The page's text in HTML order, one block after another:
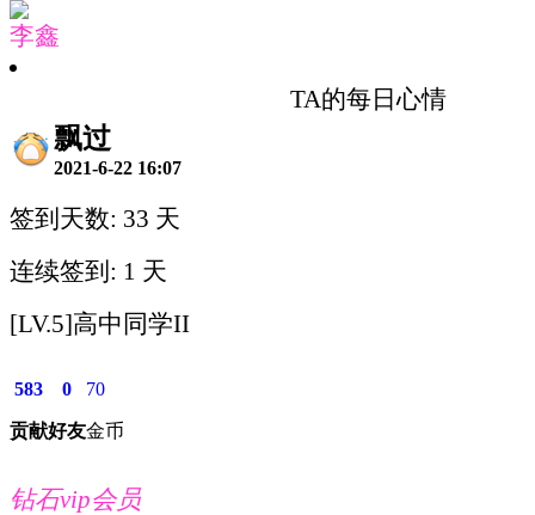
李鑫
TA的每日心情
飘过
2021-6-22 16:07
签到天数: 33 天
连续签到: 1 天
[LV.5]高中同学II
583
贡献
0
好友
70
金币
钻石vip会员